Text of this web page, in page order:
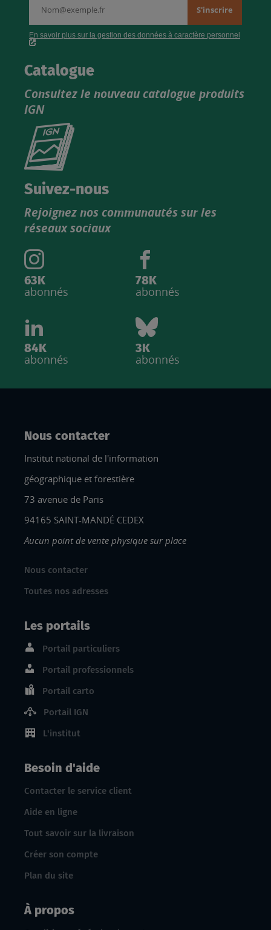
Catalogue
Consultez le nouveau catalogue produits
IGN
Consultez
catalogue
Suivez-nous
Rejoignez nos communautés sur les
réseaux sociaux
63K
abonnés
78K
abonnés
84K
abonnés
3K
abonnés
Nous contacter
Institut national de l'information
géographique et forestière
73 avenue de Paris
94165 SAINT-MANDÉ CEDEX
Aucun point de vente physique sur place
Nous contacter
Toutes nos adresses
Les portails
Portail particuliers
Portail professionnels
Portail carto
Portail IGN
L'institut
Besoin d'aide
Contacter le service client
Aide en ligne
Tout savoir sur la livraison
Créer son compte
Plan du site
À propos